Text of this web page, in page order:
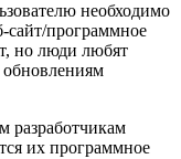
необходимо
сайт/программное
но люди любят
разработчикам
их программное